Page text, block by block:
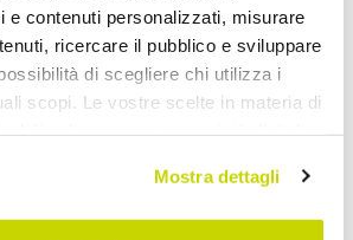
e contenuti personalizzati, misurare
ricercare il pubblico e sviluppare
di scegliere chi utilizza i
scopi. Le vostre scelte in materia di
il proprio consenso in qualsiasi
sui cookie o facendo clic
Mostra dettagli